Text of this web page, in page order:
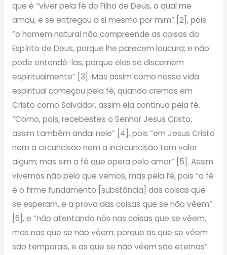
que é “viver pela fé do Filho de Deus, o qual me
amou, e se entregou a si mesmo por mim” [2], pois
“o homem natural não compreende as coisas do
Espírito de Deus, porque lhe parecem loucura; e não
pode entendê-las, porque elas se discernem
espiritualmente” [3]. Mas assim como nossa vida
espiritual começou pela fé, quando cremos em
Cristo como Salvador, assim ela continua pela fé.
“Como, pois, recebestes o Senhor Jesus Cristo,
assim também andai nele” [4], pois “em Jesus Cristo
nem a circuncisão nem a incircuncisão tem valor
algum; mas sim a fé que opera pelo amor” [5]. Assim
vivemos não pelo que vemos, mas pela fé, pois “a fé
é o firme fundamento [substância] das coisas que
se esperam, e a prova das coisas que se não vêem”
[6], e “não atentando nós nas coisas que se vêem,
mas nas que se não vêem; porque as que se vêem
são temporais, e as que se não vêem são eternas”